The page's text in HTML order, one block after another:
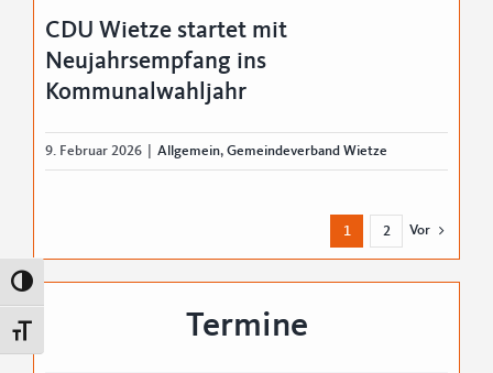
Umschalten auf hohe Kontraste
Schrift vergrößern
CDU Wietze startet mit
Neujahrsempfang ins
Kommunalwahljahr
9. Februar 2026 Allgemein, Gemeindeverband Wietze
1 2 Vor
Termine